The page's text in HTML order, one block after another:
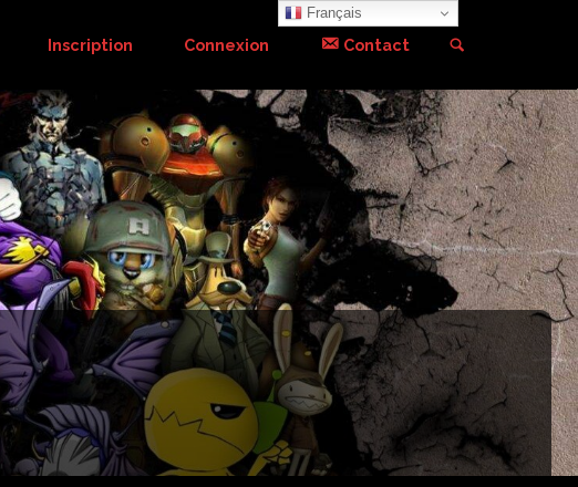
Inscription Connexion Contact
Français